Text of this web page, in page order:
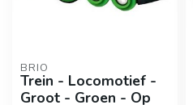
BRIO
Trein - Locomotief -
Groot - Groen - Op